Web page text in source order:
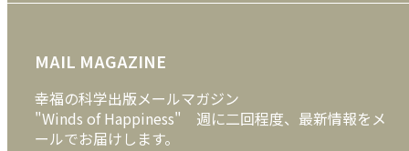
外国語
クッキーポリシー
MAIL MAGAZINE
幸福の科学出版メールマガジン
"Winds of Happiness" 週に二回程度、最新情報をメ
ールでお届けします。